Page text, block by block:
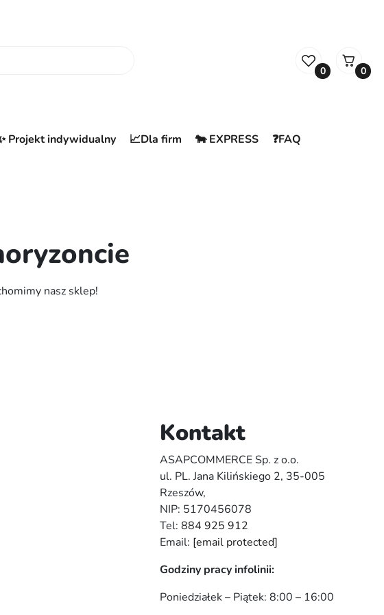
0 0
Projekt indywidualny 📈Dla firm 🐄 EXPRESS ❓FAQ
nasz sklep!
Kontakt
ASAPCOMMERCE Sp. z o.o.
ul. PL. Jana Kilińskiego 2, 35-005
Rzeszów,
NIP: 5170456078
Tel: 884 925 912
Email: [email protected]
Godziny pracy infolinii:
Poniedziałek – Piątek: 8:00 – 16:00